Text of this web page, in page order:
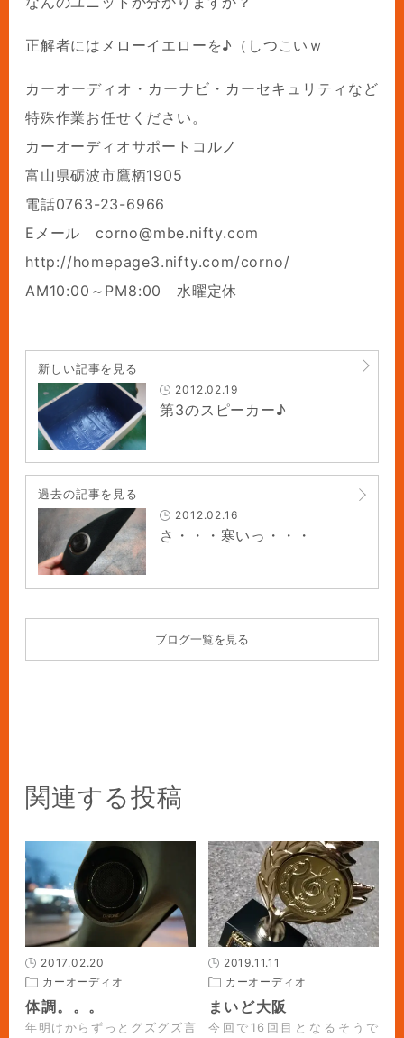
正解者にはメローイエローを♪（しつこいｗ
カーオーディオ・カーナビ・カーセキュリティなど
特殊作業お任せください。
カーオーディオサポートコルノ
富山県砺波市鷹栖1905
電話0763-23-6966
Eメール corno@mbe.nifty.com
http://homepage3.nifty.com/corno/
AM10:00～PM8:00 水曜定休
新しい記事を見る
2012.02.19
第3のスピーカー♪
過去の記事を見る
2012.02.16
さ・・・寒いっ・・・
ブログ一覧を見る
関連する投稿
2017.02.20
カーオーディオ
体調。。。
年明けからずっとグズグズ言
2019.11.11
カーオーディオ
まいど大阪
今回で16回目となるそうで